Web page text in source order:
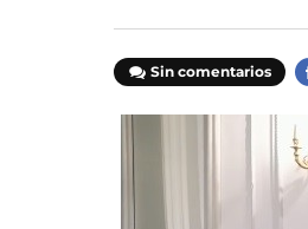
Sin comentarios